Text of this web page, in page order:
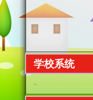
学校系统
..